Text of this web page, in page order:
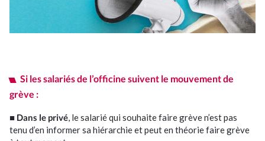
Nos Solutions Paye et RH
Je suis entrepreneur
Je suis pharmacien
Si les salariés de l’officine suivent le mouvement de
grève :
■ Dans le privé, le salarié qui souhaite faire grève n’est pas
tenu d’en informer sa hiérarchie et peut en théorie faire grève